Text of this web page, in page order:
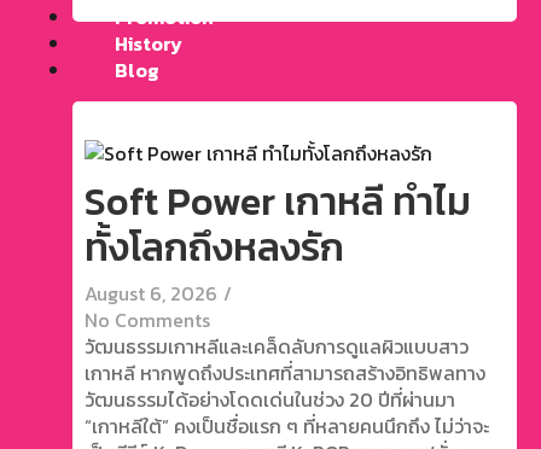
Promotion
History
Blog
Soft Power เกาหลี ทำไม
ทั้งโลกถึงหลงรัก
August 6, 2026 /
No Comments
วัฒนธรรมเกาหลีและเคล็ดลับการดูแลผิวแบบสาว
เกาหลี หากพูดถึงประเทศที่สามารถสร้างอิทธิพลทาง
วัฒนธรรมได้อย่างโดดเด่นในช่วง 20 ปีที่ผ่านมา
“เกาหลีใต้” คงเป็นชื่อแรก ๆ ที่หลายคนนึกถึง ไม่ว่าจะ